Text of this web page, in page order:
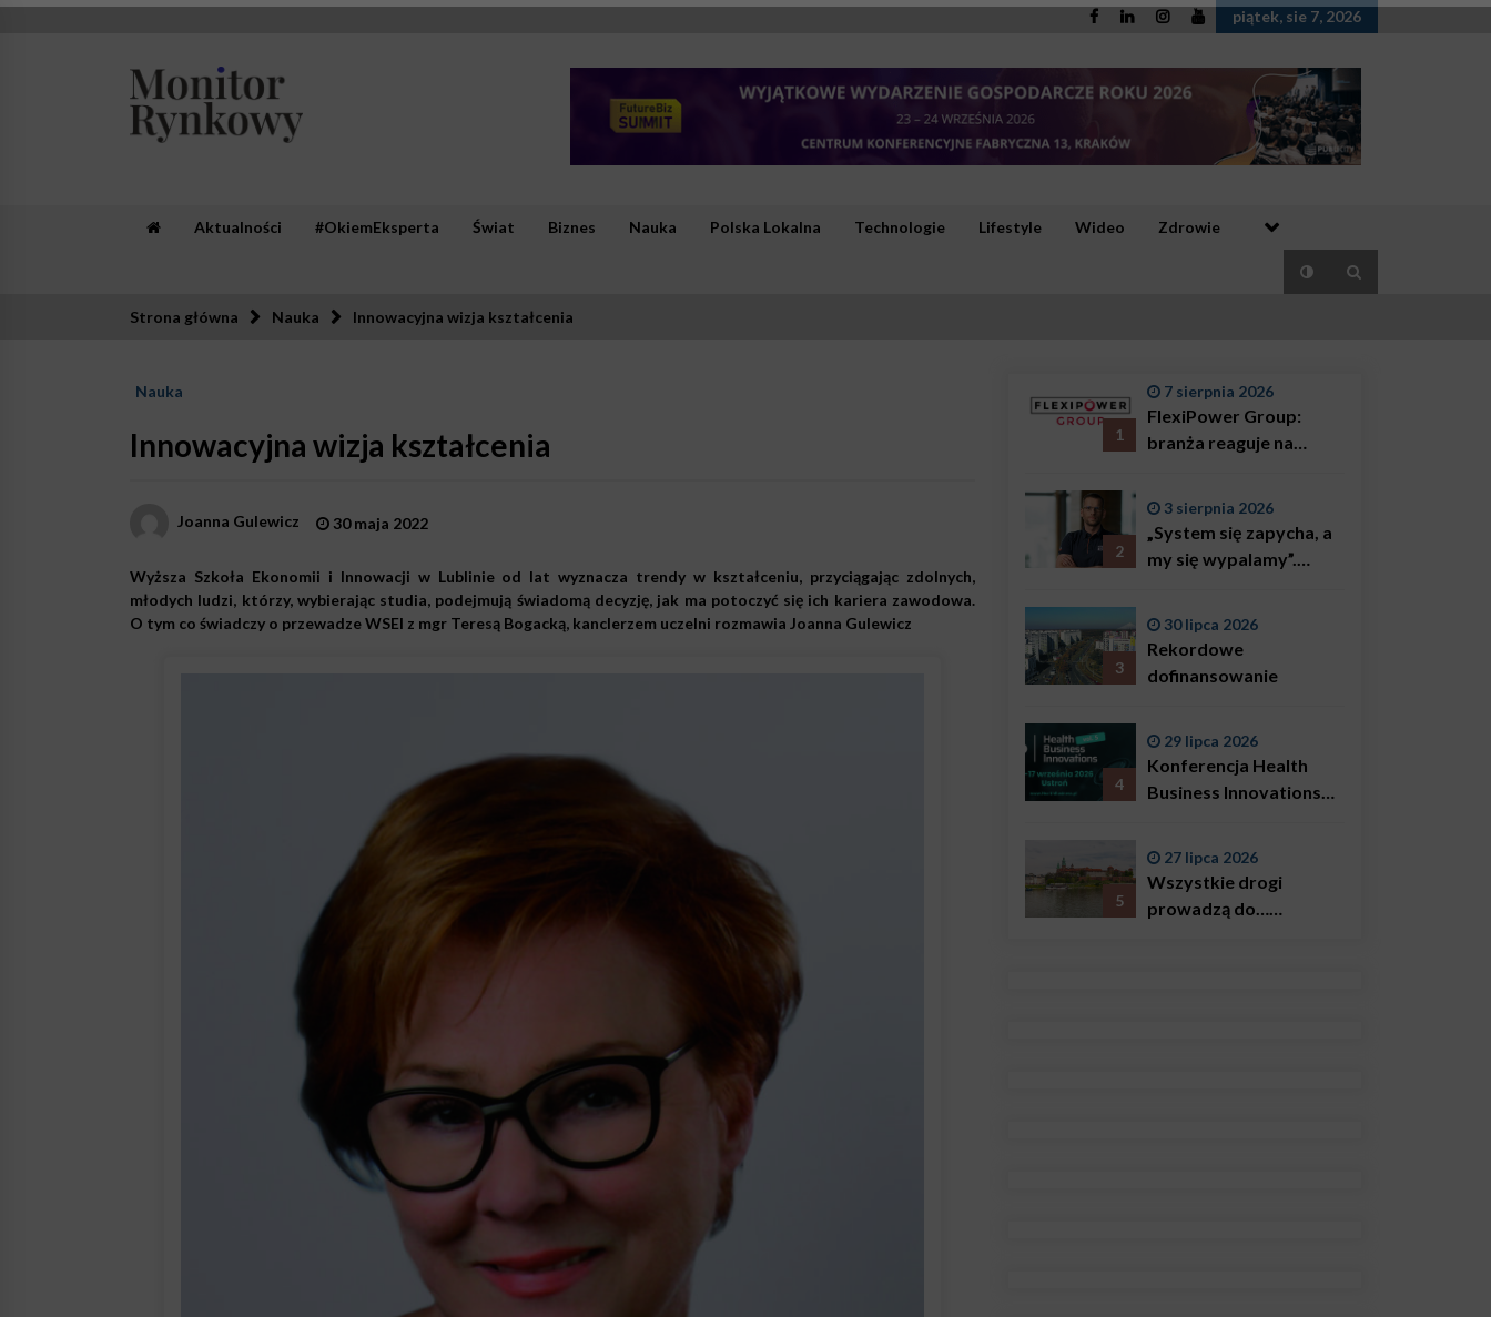
Skip
piątek, sie 7, 2026
Aktualności #OkiemEksperta Świat Biznes Nauka Polska Lokalna Technologie Lifestyle Wideo Zdrowie
Strona główna Nauka Innowacyjna wizja kształcenia
Nauka
Innowacyjna wizja kształcenia
Joanna Gulewicz 30 maja 2022
Wyższa Szkoła Ekonomii i Innowacji w Lublinie od lat wyznacza trendy w kształceniu, przyciągając zdolnych,
młodych ludzi, którzy, wybierając studia, podejmują świadomą decyzję, jak ma potoczyć się ich kariera zawodowa.
O tym co świadczy o przewadze WSEI z mgr Teresą Bogacką, kanclerzem uczelni rozmawia Joanna Gulewicz
1
7 sierpnia 2026
FlexiPower Group:
branża reaguje na
2
3 sierpnia 2026
„System się zapycha, a
my się wypalamy”.
Bączkowski, mówi
wprost: problemem są
3
30 lipca 2026
Rekordowe
dofinansowanie
4
29 lipca 2026
Konferencja Health
Business Innovations
5
27 lipca 2026
Wszystkie drogi
prowadzą do…